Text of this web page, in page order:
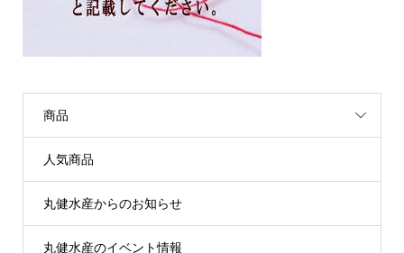
商品
人気商品
丸健水産からのお知らせ
丸健水産のイベント情報